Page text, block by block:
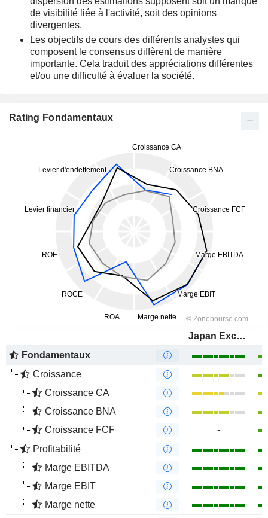
de visibilité liée à l'activité, soit des opinions
divergentes.
Les objectifs de cours des différents analystes qui
composent le consensus diffèrent de manière
importante. Cela traduit des appréciations différentes
et/ou une difficulté à évaluer la société.
Rating Fondamentaux
Japan Exchange Group, Inc.
Fondamentaux
Croissance
Croissance CA
Croissance BNA
Croissance FCF
-
Profitabilité
Marge EBITDA
Marge EBIT
Marge nette